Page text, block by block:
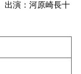
出演：河原崎長十
怪盗白頭巾”２２
さんインタビュ
・山田宏一・忌野